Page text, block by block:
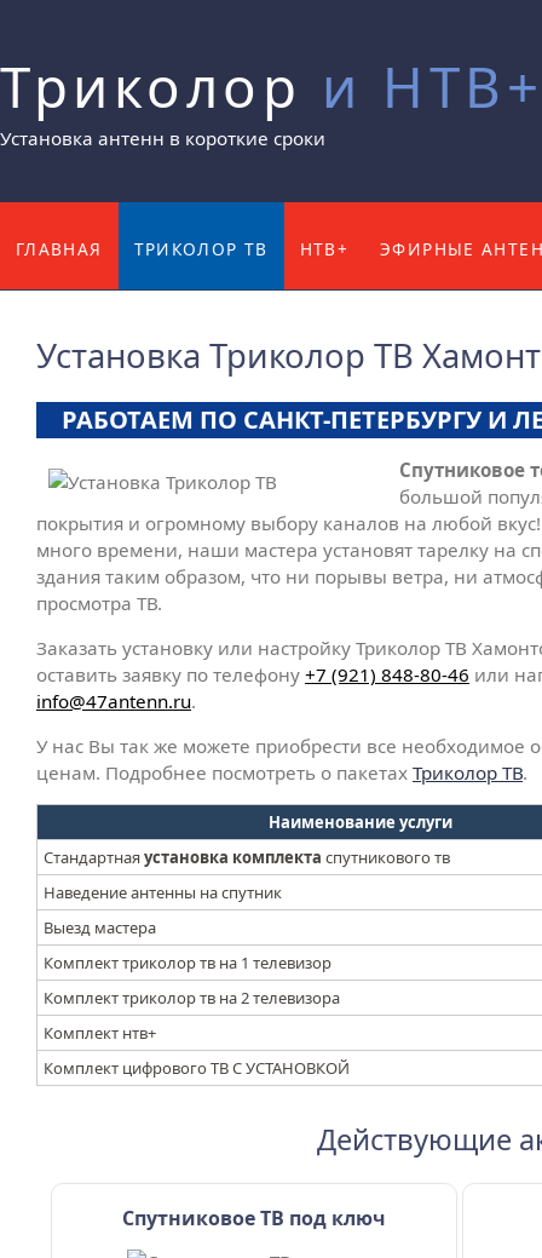
Триколор и
Установка антенн в короткие сроки
ГЛАВНАЯ ТРИКОЛОР ТВ НТВ+ ЭФИРНЫЕ
Установка Триколор ТВ
РАБОТАЕМ ПО САНКТ-ПЕТЕРБУРГУ И
Спутниковое
большой
покрытия и огромному выбору каналов на любой
много времени, наши мастера установят тарелку на
здания таким образом, что ни порывы ветра, ни
просмотра ТВ.
Заказать установку или настройку Триколор ТВ
оставить заявку по телефону +7 (921) 848-80-46 или
info@47antenn.ru.
У нас Вы так же можете приобрести все
ценам. Подробнее посмотреть о пакетах Триколор ТВ.
Наименование услуги
Стандартнаяустановка комплекта спутникового тв
Наведение антенны на спутник
Выезд мастера
Комплект триколор тв на 1 телевизор
Комплект триколор тв на 2 телевизора
Комплект нтв+
Комплект цифрового ТВ С УСТАНОВКОЙ
Действующие
Спутниковое ТВ под ключ